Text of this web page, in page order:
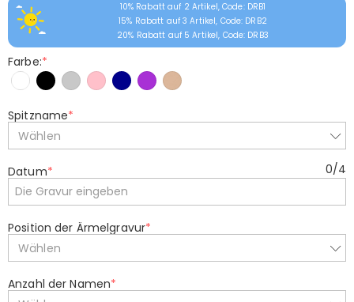
10% Rabatt auf 2 Artikel, Code: DRB1
15% Rabatt auf 3 Artikel, Code: DRB2
20% Rabatt auf 5 Artikel, Code: DRB3
Farbe:*
Spitzname*
Wählen
Datum* 0/4
Position der Ärmelgravur*
Wählen
Anzahl der Namen*